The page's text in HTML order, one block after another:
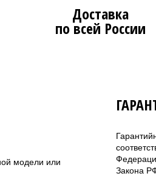
Доставка
по всей России
модели или
Закона